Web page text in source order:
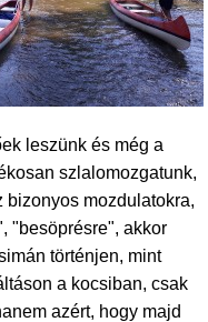
leszünk és még a
szlalomozgatunk,
mozdulatokra,
"besöprésre", akkor
történjen, mint
a kocsiban, csak
azért, hogy majd